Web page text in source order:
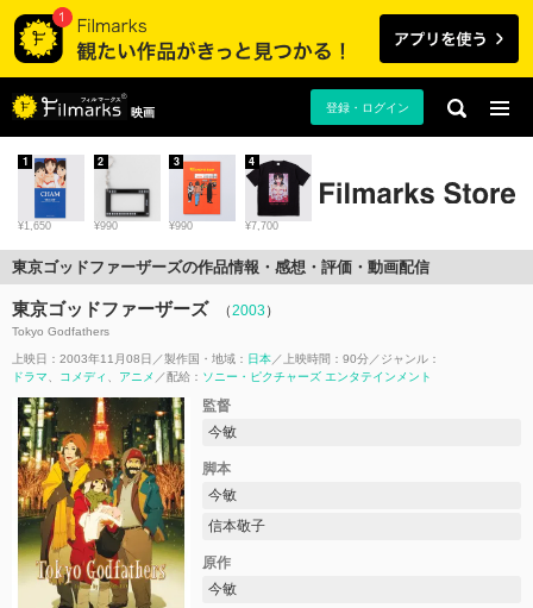
映画 登録・ログイン
¥1,650
1
¥990
2
¥990
3
¥7,700
4
東京ゴッドファーザーズの作品情報・感想・評価・動画配信
東京ゴッドファーザーズ （2003）
Tokyo Godfathers
上映日：2003年11月08日 製作国・地域： 日本 上映時間：90分
ジャンル：
ドラマ
コメディ アニメ 配給： ソニー・ピクチャーズ エンタテインメント
監督
今敏
脚本
今敏
信本敬子
原作
今敏